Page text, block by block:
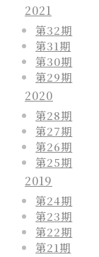
2021
第32期
第31期
第30期
第29期
2020
第28期
第27期
第26期
第25期
2019
第24期
第23期
第22期
第21期